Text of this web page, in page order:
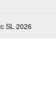
SL 2026